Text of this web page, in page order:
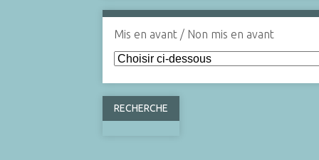
Mis en avant / Non mis en avant